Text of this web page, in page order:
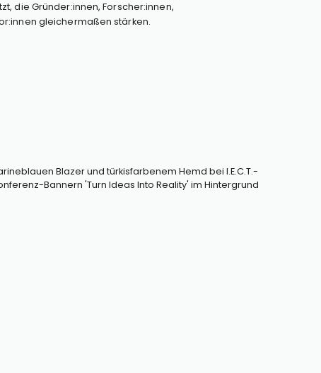
die Gründer:innen, Forscher:innen,
gleichermaßen stärken.